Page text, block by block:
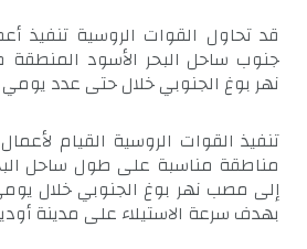
قد تحاول القوات الروسية تنفيذ
جنوب ساحل البحر الأسود
نهر بوغ الجنوبي خلال حتى عدد
تنفيذ القوات الروسية القيام
مناطقة مناسبة على طول ساحل
إلى مصب نهر بوغ الجنوبي خلال
بهدف سرعة الاستيلاء على مدينة